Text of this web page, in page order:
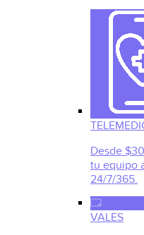
Desde
tu equipo
24/7/365.
VALES